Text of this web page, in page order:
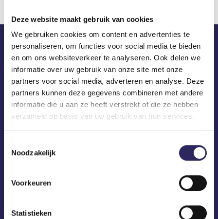
Deze website maakt gebruik van cookies
We gebruiken cookies om content en advertenties te
personaliseren, om functies voor social media te bieden
en om ons websiteverkeer te analyseren. Ook delen we
informatie over uw gebruik van onze site met onze
partners voor social media, adverteren en analyse. Deze
partners kunnen deze gegevens combineren met andere
informatie die u aan ze heeft verstrekt of die ze hebben
verzameld op basis van uw gebruik van hun services.
Noodzakelijk
Voorkeuren
Statistieken
ECA in je mailbox?